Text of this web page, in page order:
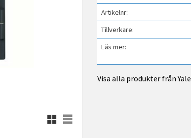
Rutnätsvy
Listvy
Artikelnr
Tillverkare
Läs mer
Visa alla produkter från Yale